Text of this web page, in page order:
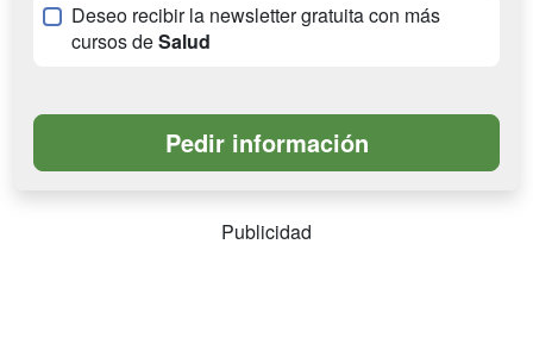
Deseo recibir la newsletter gratuita con más
cursos deSalud
Publicidad